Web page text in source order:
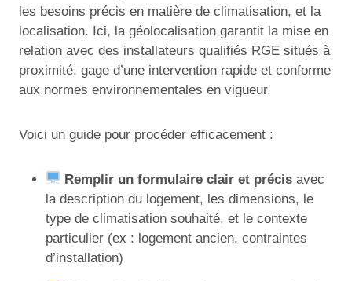
les besoins précis en matière de climatisation, et la
localisation. Ici, la géolocalisation garantit la mise en
relation avec des installateurs qualifiés RGE situés à
proximité, gage d’une intervention rapide et conforme
aux normes environnementales en vigueur.
Voici un guide pour procéder efficacement :
Remplir un formulaire clair et précis avec
la description du logement, les dimensions, le
type de climatisation souhaité, et le contexte
particulier (ex : logement ancien, contraintes
d’installation)